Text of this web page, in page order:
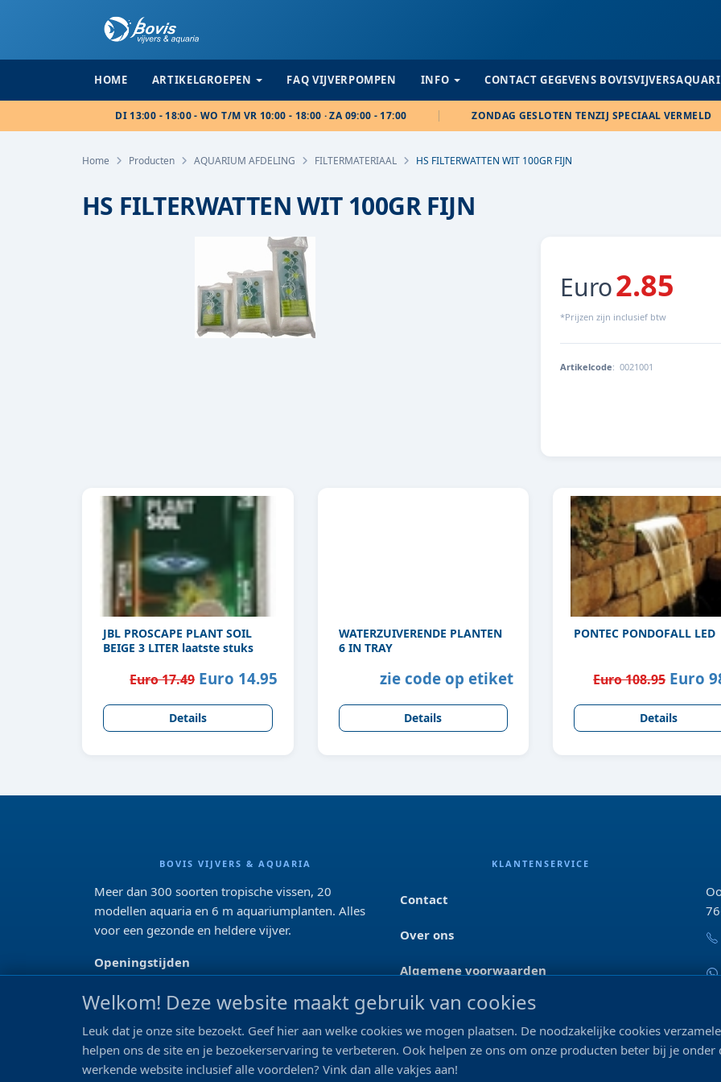
HOME ARTIKELGROEPEN FAQ VIJVERPOMPEN INFO CONTACT GEGEVENS
DI 13:00 - 18:00 - WO T/M VR 10:00 - 18:00 · ZA 09:00 - 17:00 ZONDAG GESLOTEN TENZIJ SPECIAAL VERMELD
Home Producten AQUARIUM AFDELING FILTERMATERIAAL HS FILTERWATTEN WIT 100GR FIJN
HS FILTERWATTEN WIT 100GR FIJN
Euro2.85
*Prijzen zijn inclusief btw
Artikelcode: 0021001
JBL PROSCAPE PLANT SOIL
BEIGE 3 LITER laatste stuks
Euro 17.49Euro 14.95
Details
WATERZUIVERENDE PLANTEN
6 IN TRAY
zie code op etiket
Details
PONTEC PONDOFALL LED
Euro 108.95Euro
Details
BOVIS VIJVERS & AQUARIA
Meer dan 300 soorten tropische vissen, 20
modellen aquaria en 6 m aquariumplanten. Alles
voor een gezonde en heldere vijver.
Openingstijden
Za: 09:00 - 17:00
REVIEWS
KLANTENSERVICE
Contact
Over ons
Algemene voorwaarden
Privacyverklaring
Blog & tips
Merken
Welkom! Deze website maakt gebruik van cookies
Leuk dat je onze site bezoekt. Geef hier aan welke cookies we mogen plaatsen. De noodzakelijke cookies
helpen ons de site en je bezoekerservaring te verbeteren. Ook helpen ze ons om onze producten beter bij je
werkende website inclusief alle voordelen? Vink dan alle vakjes aan!